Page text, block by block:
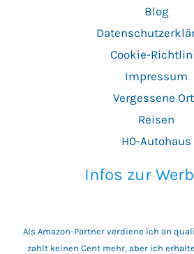
Blog
Cookie-
Impressum
Vergessene
Reisen
H0-Autohaus
Infos zur
Als Amazon-Partner verdiene ich an
zahlt keinen Cent mehr, aber ich